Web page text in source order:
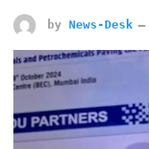
by News-Desk